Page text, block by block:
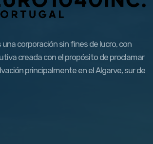
una corporación sin fines de lucro, con
creada con el propósito de proclamar
principalmente en el Algarve, sur de